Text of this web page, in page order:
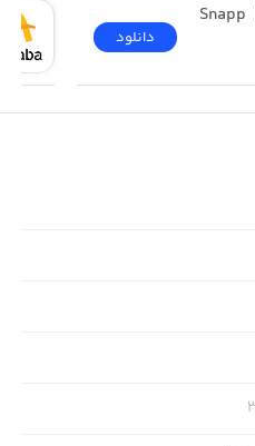
اسنپ رانندگان | Snapp
دانلود